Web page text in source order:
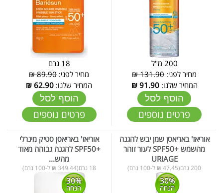
200 מ"ל
מחיר לפני:131.90 ₪
המחיר שלנו:91.90
₪
הוסף לסל
פרטים נוספים
18 גרם
מחיר לפני:89.90 ₪
המחיר שלנו: 62.90
₪
הוסף לסל
פרטים נוספים
אוריאז' באריאסן שמן יבש להגנה
מהשמש +SPF50 לעור זוהר
URIAGE
200 גרם(47.45 ₪ ל-100 גרם)
30%
הנחה
אוריאז' באריאסן סטיק מינרלי
+SPF50ּּ להגנה גבוהה מאוד
מהש...
18 גרם(349.44 ₪ ל-100 גרם)
30%
הנחה